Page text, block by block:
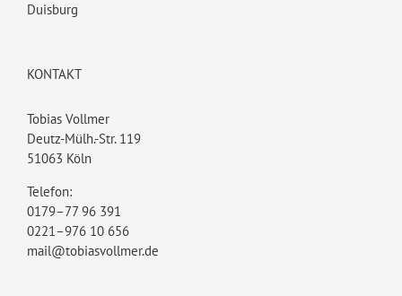
Duisburg
KONTAKT
Tobias Vollmer
Deutz-Mülh.-Str. 119
51063 Köln
Telefon:
0179–77 96 391
0221–976 10 656
mail@tobiasvollmer.de